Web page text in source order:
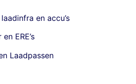
en accu’s
en ERE’s
Laadpassen